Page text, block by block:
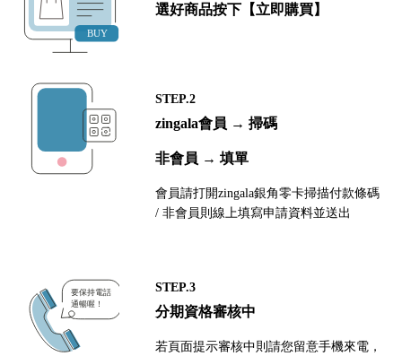
選好商品按下【立即購買】
STEP.2
zingala會員 → 掃碼
非會員 → 填單
會員請打開zingala銀角零卡掃描付款條碼
/ 非會員則線上填寫申請資料並送出
STEP.3
分期資格審核中
若頁面提示審核中則請您留意手機來電，